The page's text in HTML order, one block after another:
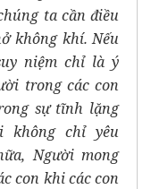
ta cần điều
không khí. Nếu
niệm chỉ là ý
trong các con
sự tĩnh lặng
không chỉ yêu
Người mong
con khi các con